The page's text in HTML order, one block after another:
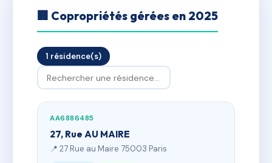
🏢 Copropriétés gérées en 2025
1 résidence(s)
AA6886485
27, Rue AU MAIRE
📍 27 Rue au Maire 75003 Paris